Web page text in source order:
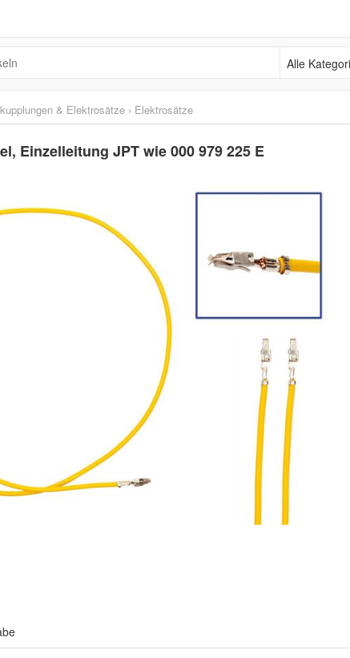
Alle Kategorien
& Elektrosätze › Elektrosätze
Einzelleitung JPT wie 000 979 225 E